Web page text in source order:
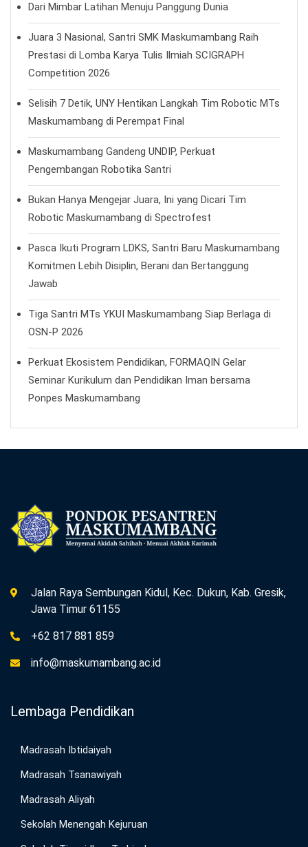
Dari Mimbar Latihan Menuju Panggung Dunia
Juara 3 Nasional, Santri SMK Maskumambang Raih
Prestasi di Lomba Karya Tulis Ilmiah SCIGRAPH
Competition 2026
Selisih 7 Detik, UNY Hentikan Langkah Tim Robotic MTs
Maskumambang di Perempat Final
Maskumambang Gandeng UNDIP, Perkuat
Pengembangan Robotika Santri
Bukan Hanya Mengejar Juara, Ini yang Dicari Tim
Robotic Maskumambang di Spectrofest
Pasca Ikuti Program LDKS, Santri Baru Maskumambang
Komitmen Lebih Disiplin, Berani dan Bertanggung
Jawab
Tiga Santri MTs YKUI Maskumambang Siap Berlaga di
OSN-P 2026
Perkuat Ekosistem Pendidikan, FORMAQIN Gelar
Seminar Kurikulum dan Pendidikan Iman bersama
Ponpes Maskumambang
Jalan Raya Sembungan Kidul, Kec. Dukun, Kab. Gresik,
Jawa Timur 61155
+62 817 881 859
info@maskumambang.ac.id
Lembaga Pendidikan
Madrasah Ibtidaiyah
Madrasah Tsanawiyah
Madrasah Aliyah
Sekolah Menengah Kejuruan